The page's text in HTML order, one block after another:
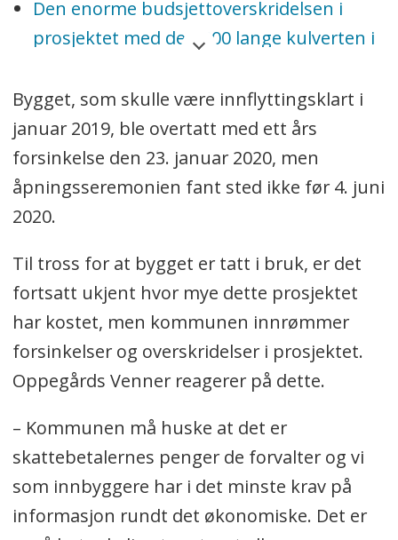
Den enorme budsjettoverskridelsen i
prosjektet med den 200 lange kulverten i
innbyggere.
Den andre store budsjettsprekken
Oppegård Avis kjenner til må være
Kolben-prosjektet med sine 39 millioner
kroner over budsjettet (kostet rundt 214
millioner til slutt).
De siste årene har kommunen hatt flere
andre prosjekter med budsjettsprekk på
flere millioner kroner (blant annet
Pyramiden og prosjektet på Høyås).
Kolbotn skole har en foreløpig
budsjettsprekk på 88 millioner kroner.
VA-prosjektet på Bålerud har en foreløpig
budsjettsprekk på 73 millioner kroner
Bygget, som skulle være innflyttingsklart i
januar 2019, ble overtatt med ett års
forsinkelse den 23. januar 2020, men
åpningsseremonien fant sted ikke før 4. juni
2020.
Til tross for at bygget er tatt i bruk, er det
fortsatt ukjent hvor mye dette prosjektet
har kostet, men kommunen innrømmer
forsinkelser og overskridelser i prosjektet.
Oppegårds Venner reagerer på dette.
– Kommunen må huske at det er
skattebetalernes penger de forvalter og vi
som innbyggere har i det minste krav på
informasjon rundt det økonomiske. Det er